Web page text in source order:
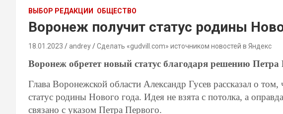
ВЫБОР РЕДАКЦИИ ОБЩЕСТВО
Воронеж получит статус родины
18.01.2023 andrey Сделать «gudvill.com» источником новостей в Яндекс
Воронеж обретет новый статус благодаря решению Петра
Глава Воронежской области Александр Гусев рассказал о
статус родины Нового года. Идея не взята с потолка, а
связано с указом Петра Первого.